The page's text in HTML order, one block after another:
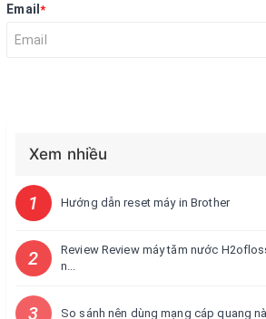
Email*
Xem nhiều
1 Hướng dẫn reset máy in Brother
2
Review Review máy tăm nước
n...
3 So sánh nên dùng mạng cáp quang